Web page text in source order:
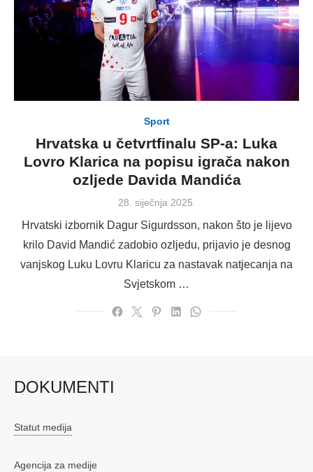
Sport
Hrvatska u četvrtfinalu SP-a: Luka
Lovro Klarica na popisu igrača nakon
ozljede Davida Mandića
Posted
28. siječnja 2025.
Hrvatski izbornik Dagur Sigurdsson, nakon što je lijevo
krilo David Mandić zadobio ozljedu, prijavio je desnog
vanjskog Luku Lovru Klaricu za nastavak natjecanja na
Svjetskom …
DOKUMENTI
Statut medija
Agencija za medije